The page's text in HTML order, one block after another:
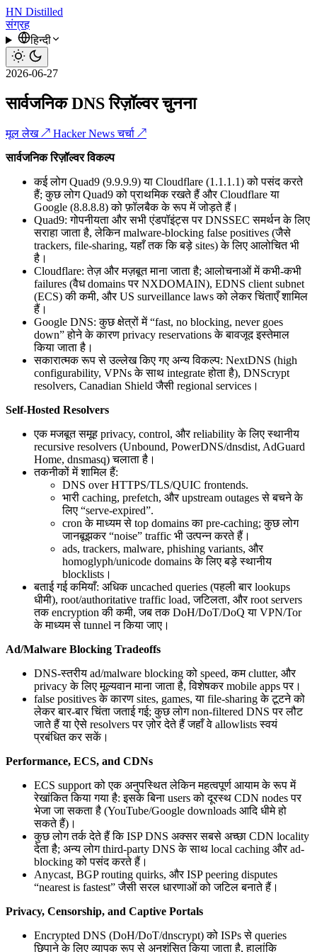
HN Distilled
संग्रह
हिन्दी
2026-06-27
सार्वजनिक DNS रिज़ॉल्वर चुनना
मूल लेख ↗ Hacker News चर्चा ↗
सार्वजनिक रिज़ॉल्वर विकल्प
कई लोग Quad9 (9.9.9.9) या Cloudflare (1.1.1.1) को पसंद करते
हैं; कुछ लोग Quad9 को प्राथमिक रखते हैं और Cloudflare या
Google (8.8.8.8) को फ़ॉलबैक के रूप में जोड़ते हैं।
Quad9: गोपनीयता और सभी एंडपॉइंट्स पर DNSSEC समर्थन के लिए
सराहा जाता है, लेकिन malware-blocking false positives (जैसे
trackers, file-sharing, यहाँ तक कि बड़े sites) के लिए आलोचित भी
है।
Cloudflare: तेज़ और मज़बूत माना जाता है; आलोचनाओं में कभी-कभी
failures (वैध domains पर NXDOMAIN), EDNS client subnet
(ECS) की कमी, और US surveillance laws को लेकर चिंताएँ शामिल
हैं।
Google DNS: कुछ क्षेत्रों में “fast, no blocking, never goes
down” होने के कारण privacy reservations के बावजूद इस्तेमाल
किया जाता है।
सकारात्मक रूप से उल्लेख किए गए अन्य विकल्प: NextDNS (high
configurability, VPNs के साथ integrate होता है), DNScrypt
resolvers, Canadian Shield जैसी regional services।
Self-Hosted Resolvers
एक मजबूत समूह privacy, control, और reliability के लिए स्थानीय
recursive resolvers (Unbound, PowerDNS/dnsdist, AdGuard
Home, dnsmasq) चलाता है।
तकनीकों में शामिल हैं:
DNS over HTTPS/TLS/QUIC frontends.
भारी caching, prefetch, और upstream outages से बचने के
लिए “serve-expired”.
cron के माध्यम से top domains का pre-caching; कुछ लोग
जानबूझकर “noise” traffic भी उत्पन्न करते हैं।
ads, trackers, malware, phishing variants, और
homoglyph/unicode domains के लिए बड़े स्थानीय
blocklists।
बताई गई कमियाँ: अधिक uncached queries (पहली बार lookups
धीमी), root/authoritative traffic load, जटिलता, और root servers
तक encryption की कमी, जब तक DoH/DoT/DoQ या VPN/Tor
के माध्यम से tunnel न किया जाए।
Ad/Malware Blocking Tradeoffs
DNS-स्तरीय ad/malware blocking को speed, कम clutter, और
privacy के लिए मूल्यवान माना जाता है, विशेषकर mobile apps पर।
false positives के कारण sites, games, या file-sharing के टूटने को
लेकर बार-बार चिंता जताई गई; कुछ लोग non-filtered DNS पर लौट
जाते हैं या ऐसे resolvers पर ज़ोर देते हैं जहाँ वे allowlists स्वयं
प्रबंधित कर सकें।
Performance, ECS, and CDNs
ECS support को एक अनुपस्थित लेकिन महत्वपूर्ण आयाम के रूप में
रेखांकित किया गया है: इसके बिना users को दूरस्थ CDN nodes पर
भेजा जा सकता है (YouTube/Google downloads आदि धीमे हो
सकते हैं)।
कुछ लोग तर्क देते हैं कि ISP DNS अक्सर सबसे अच्छा CDN locality
देता है; अन्य लोग third-party DNS के साथ local caching और ad-
blocking को पसंद करते हैं।
Anycast, BGP routing quirks, और ISP peering disputes
“nearest is fastest” जैसी सरल धारणाओं को जटिल बनाते हैं।
Privacy, Censorship, and Captive Portals
Encrypted DNS (DoH/DoT/dnscrypt) को ISPs से queries
छिपाने के लिए व्यापक रूप से अनुशंसित किया जाता है, हालांकि